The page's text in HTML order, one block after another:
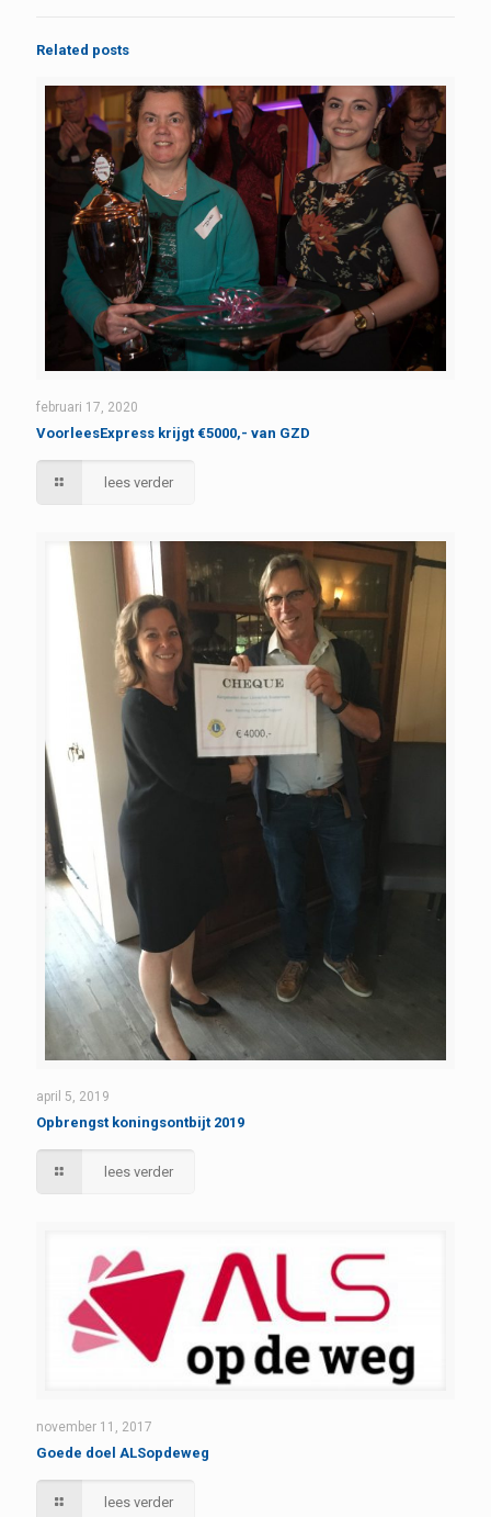
Related posts
februari 17, 2020
VoorleesExpress krijgt €5000,- van GZD
lees verder
april 5, 2019
Opbrengst koningsontbijt 2019
lees verder
november 11, 2017
Goede doel ALSopdeweg
lees verder